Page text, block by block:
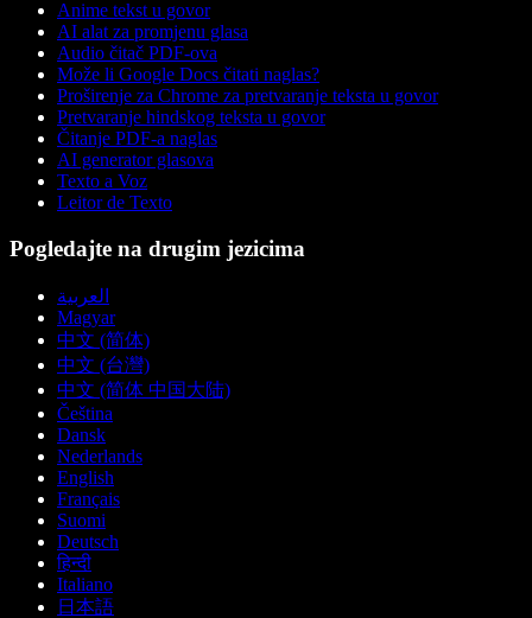
Anime tekst u govor
AI alat za promjenu glasa
Audio čitač PDF-ova
Može li Google Docs čitati naglas?
Proširenje za Chrome za pretvaranje teksta u govor
Pretvaranje hindskog teksta u govor
Čitanje PDF-a naglas
AI generator glasova
Texto a Voz
Leitor de Texto
Pogledajte na drugim jezicima
العربية
Magyar
中文 (简体)
中文 (台灣)
中文 (简体 中国大陆)
Čeština
Dansk
Nederlands
English
Français
Suomi
Deutsch
हिन्दी
Italiano
日本語